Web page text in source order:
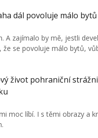
dál povoluje málo bytů
A zajímalo by mě, jestli
že se povoluje málo bytů,
život pohraniční
moc líbí. I s těmi obrazy a